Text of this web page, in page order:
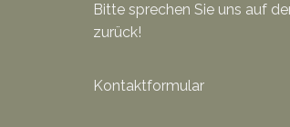
Bitte sprechen Sie uns auf
zurück!
Kontaktformular